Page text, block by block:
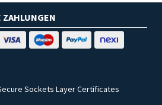
ZAHLUNGEN
Sockets Layer Certificates